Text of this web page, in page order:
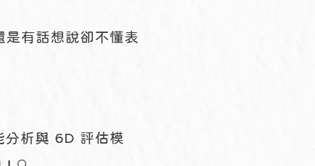
有話想說卻不懂表
析與 6D 評估模